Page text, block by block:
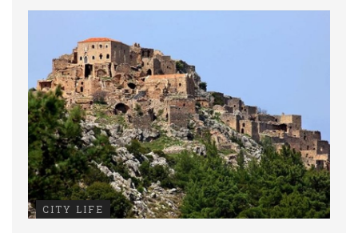
CITY LIFE